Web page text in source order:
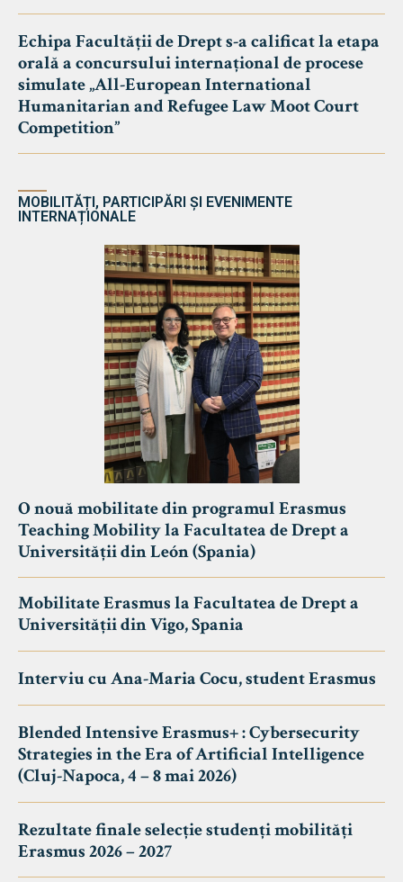
Echipa Facultății de Drept s-a calificat la etapa
orală a concursului internațional de procese
simulate „All-European International
Humanitarian and Refugee Law Moot Court
Competition”
MOBILITĂȚI, PARTICIPĂRI ȘI EVENIMENTE
INTERNAȚIONALE
O nouă mobilitate din programul Erasmus
Teaching Mobility la Facultatea de Drept a
Universității din León (Spania)
Mobilitate Erasmus la Facultatea de Drept a
Universității din Vigo, Spania
Interviu cu Ana-Maria Cocu, student Erasmus
Blended Intensive Erasmus+ : Cybersecurity
Strategies in the Era of Artificial Intelligence
(Cluj-Napoca, 4 – 8 mai 2026)
Rezultate finale selecție studenți mobilități
Erasmus 2026 – 2027